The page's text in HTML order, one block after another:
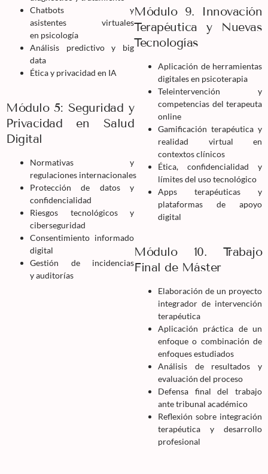
Chatbots y
asistentes virtuales
en psicología
Análisis predictivo y big
data
Ética y privacidad en IA
Módulo 5: Seguridad y
Privacidad en Salud
Digital
Normativas y
regulaciones internacionales
Protección de datos y
confidencialidad
Riesgos tecnológicos y
ciberseguridad
Consentimiento informado
digital
Gestión de incidencias
y auditorías
Módulo 9. Innovación
Terapéutica y Nuevas
Tecnologías
Aplicación de herramientas
digitales en psicoterapia
Teleintervención y
competencias del terapeuta
online
Gamificación terapéutica y
realidad virtual en
contextos clínicos
Ética, confidencialidad y
límites del uso tecnológico
Apps terapéuticas y
plataformas de apoyo
digital
Módulo 10. Trabajo
Final de Máster
Elaboración de un proyecto
integrador de intervención
terapéutica
Aplicación práctica de un
enfoque o combinación de
enfoques estudiados
Análisis de resultados y
evaluación del proceso
Defensa final del trabajo
ante tribunal académico
Reflexión sobre integración
terapéutica y desarrollo
profesional